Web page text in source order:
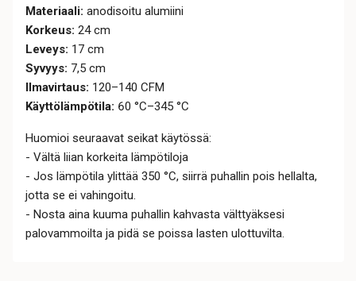
Materiaali: anodisoitu alumiini
Korkeus: 24cm
Leveys: 17 cm
Syvyys: 7,5cm
Ilmavirtaus: 120–140 CFM
Käyttölämpötila: 60 °C–345 °C
Huomioi seuraavat seikat käytössä:
- Vältä liian korkeita lämpötiloja
- Jos lämpötila ylittää 350 °C, siirrä puhallin pois hellalta,
jotta se ei vahingoitu.
- Nosta aina kuuma puhallin kahvasta välttyäksesi
palovammoilta ja pidä se poissa lasten ulottuvilta.